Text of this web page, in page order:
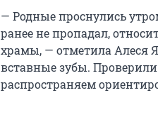
— Родные проснулись
ранее не пропадал,
храмы, — отметила Алеся
вставные зубы.
распространяем